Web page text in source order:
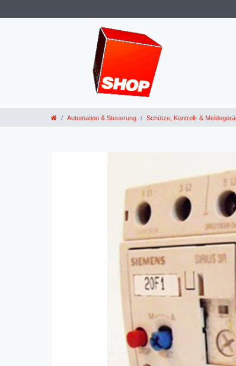
Automation & Steuerung Schütze, Kontroll- &